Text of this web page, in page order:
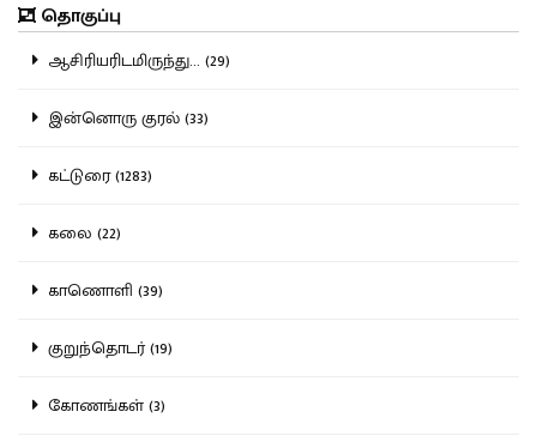
தொகுப்பு
ஆசிரியரிடமிருந்து... (29)
இன்னொரு குரல் (33)
கட்டுரை (1283)
கலை (22)
காணொளி (39)
குறுந்தொடர் (19)
கோணங்கள் (3)